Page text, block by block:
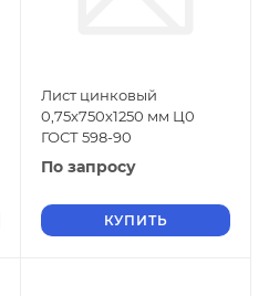
Лист цинковый
0,75х750х1250 мм Ц0
ГОСТ 598-90
По запросу
КУПИТЬ